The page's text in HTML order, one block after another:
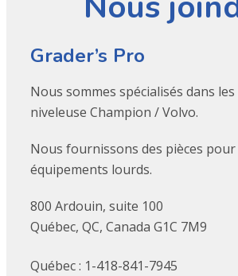
Grader’s Pro
Nous sommes spécialisés dans les
niveleuse Champion / Volvo.
Nous fournissons des pièces
équipements lourds.
800 Ardouin, suite 100
Québec, QC, Canada G1C 7M9
Québec : 1-418-841-7945